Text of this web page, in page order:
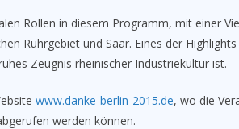
Rollen in diesem Programm, mit einer
Ruhrgebiet und Saar. Eines der
Zeugnis rheinischer Industriekultur ist.
www.danke-berlin-2015.de, wo die
werden können.